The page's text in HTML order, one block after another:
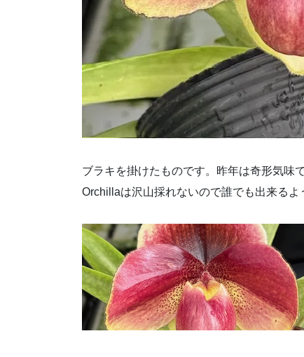
ブラキを掛けたものです。昨年は奇形気味
Orchillaは沢山採れないので誰でも出来るよ